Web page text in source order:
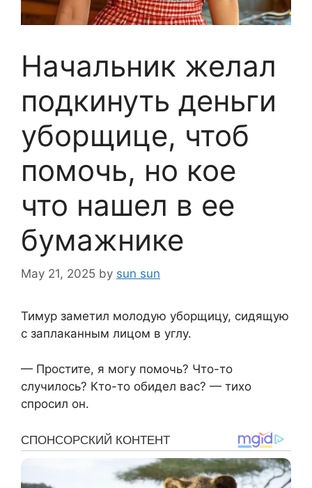
Начальник желал
подкинуть деньги
уборщице, чтоб
помочь, но кое
что нашел в ее
бумажнике
May 21, 2025 by sun sun
Тимур заметил молодую уборщицу, сидящую
с заплаканным лицом в углу.
— Простите, я могу помочь? Что-то
случилось? Кто-то обидел вас? — тихо
спросил он.